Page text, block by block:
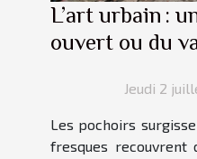
L’art urbain :
ouvert ou du
Jeudi 2
Les pochoirs
fresques recouvrent